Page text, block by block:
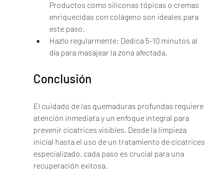
Productos como siliconas tópicas o cremas
enriquecidas con colágeno son ideales para
este paso.
Hazlo regularmente: Dedica 5-10 minutos al
día para masajear la zona afectada.
Conclusión
El cuidado de las quemaduras profundas requiere
atención inmediata y un enfoque integral para
prevenir cicatrices visibles. Desde la limpieza
inicial hasta el uso de un tratamiento de cicatrices
especializado, cada paso es crucial para una
recuperación exitosa.